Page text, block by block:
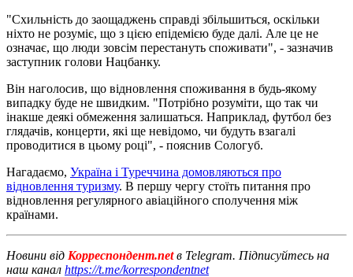
"Схильність до заощаджень справді збільшиться, оскільки
ніхто не розуміє, що з цією епідемією буде далі. Але це не
означає, що люди зовсім перестануть споживати", - зазначив
заступник голови Нацбанку.
Він наголосив, що відновлення споживання в будь-якому
випадку буде не швидким. "Потрібно розуміти, що так чи
інакше деякі обмеження залишаться. Наприклад, футбол без
глядачів, концерти, які ще невідомо, чи будуть взагалі
проводитися в цьому році", - пояснив Сологуб.
Нагадаємо, Україна і Туреччина домовляються про
відновлення туризму. В першу чергу стоїть питання про
відновлення регулярного авіаційного сполучення між
країнами.
Новини від Корреспондент.netв Telegram. Підписуйтесь на
наш канал https://t.me/korrespondentnet